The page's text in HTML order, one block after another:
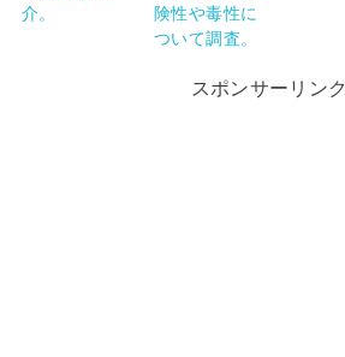
介。
険性や毒性に
ついて調査。
スポンサーリンク